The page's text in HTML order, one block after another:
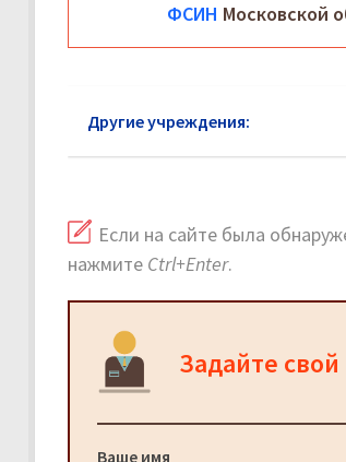
ФСИН Московской
Другие учреждения:
Если на сайте была
нажмите Ctrl+Enter.
Задайте
Ваше имя